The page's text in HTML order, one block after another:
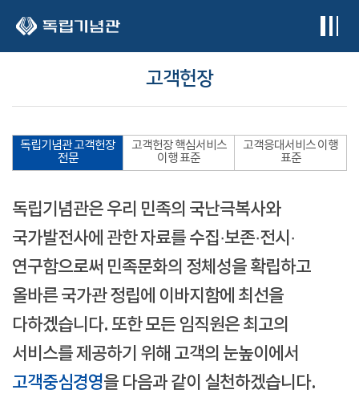
고객헌장
독립기념관 고객헌장
전문
고객헌장 핵심서비스
이행 표준
고객응대서비스 이행
표준
독립기념관은 우리 민족의 국난극복사와
국가발전사에 관한 자료를 수집·보존·전시·
연구함으로써 민족문화의 정체성을 확립하고
올바른 국가관 정립에 이바지함에 최선을
다하겠습니다. 또한 모든 임직원은 최고의
서비스를 제공하기 위해 고객의 눈높이에서
고객중심경영을 다음과 같이 실천하겠습니다.